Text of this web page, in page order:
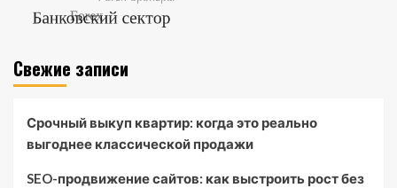
Свежие записи
Срочный выкуп квартир: когда это реально
выгоднее классической продажи
SEO-продвижение сайтов: как выстроить рост без